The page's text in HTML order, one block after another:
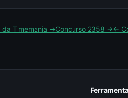
da Timemania →Concurso 2358 →←